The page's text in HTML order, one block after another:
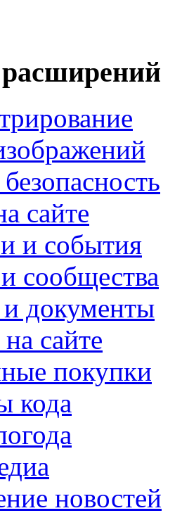
сайте
и события
сообщества
и документы
сайте
покупки
кода
новостей